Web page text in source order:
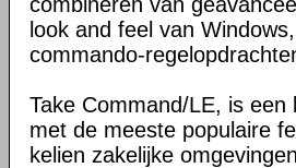
look and feel van
commando-
Take Command/LE, is
met de meeste populaire
kelien zakelijke